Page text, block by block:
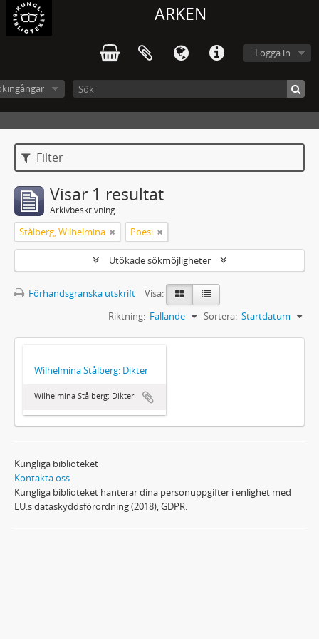
ARKEN
Logga in
Filter
Visar 1 resultat
Arkivbeskrivning
Stålberg, Wilhelmina Poesi
Utökade sökmöjligheter
Förhandsgranska utskrift
Visa:
Sortera: Startdatum
Riktning: Fallande
Wilhelmina Stålberg: Dikter
Wilhelmina Stålberg: Dikter
Kungliga biblioteket
Kontakta oss
Kungliga biblioteket hanterar dina personuppgifter i enlighet med
EU:s dataskyddsförordning (2018), GDPR.